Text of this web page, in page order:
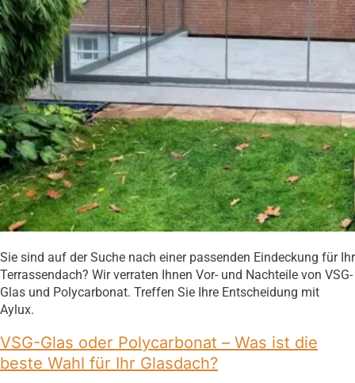
Sie sind auf der Suche nach einer passenden Eindeckung für Ihr
Terrassendach? Wir verraten Ihnen Vor- und Nachteile von VSG-
Glas und Polycarbonat. Treffen Sie Ihre Entscheidung mit
Aylux.
VSG-Glas oder Polycarbonat – Was ist die
beste Wahl für Ihr Glasdach?